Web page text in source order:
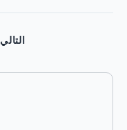
التالي